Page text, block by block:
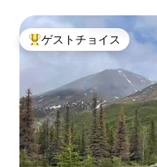
大好評のゲストチョイス
ゲストチョイス